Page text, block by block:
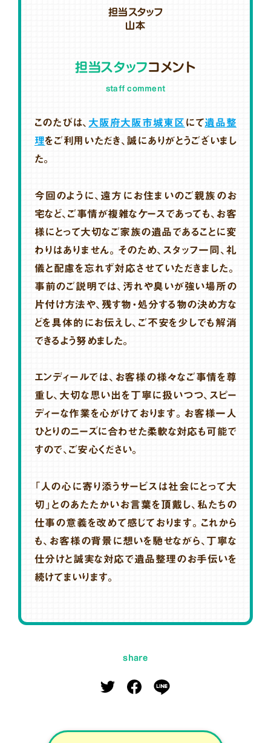
担当スタッフコメント
staff comment
このたびは、 大阪府大阪市城東区 にて遺品整
理をご利用いただき、誠にありがとうございまし
た。
今回のように、遠方にお住まいのご親族のお
宅など、ご事情が複雑なケースであっても、お客
様にとって大切なご家族の遺品であることに変
わりはありません。そのため、スタッフ一同、礼
儀と配慮を忘れず対応させていただきました。
事前のご説明では、汚れや臭いが強い場所の
片付け方法や、残す物・処分する物の決め方な
どを具体的にお伝えし、ご不安を少しでも解消
できるよう努めました。
エンディールでは、お客様の様々なご事情を尊
重し、大切な思い出を丁寧に扱いつつ、スピー
ディーな作業を心がけております。お客様一人
ひとりのニーズに合わせた柔軟な対応も可能で
すので、ご安心ください。
「人の心に寄り添うサービスは社会にとって大
切」とのあたたかいお言葉を頂戴し、私たちの
仕事の意義を改めて感じております。これから
も、お客様の背景に想いを馳せながら、丁寧な
仕分けと誠実な対応で遺品整理のお手伝いを
続けてまいります。
担当スタッフ
山本
share